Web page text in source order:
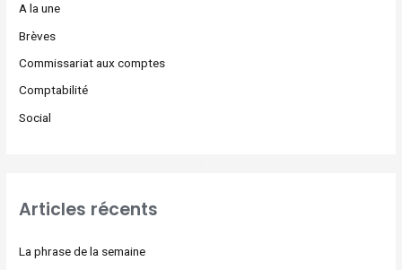
A la une
Brèves
Commissariat aux comptes
Comptabilité
Social
Articles récents
La phrase de la semaine